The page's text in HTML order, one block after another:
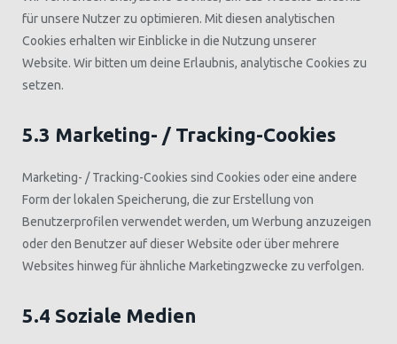
für unsere Nutzer zu optimieren. Mit diesen analytischen
Cookies erhalten wir Einblicke in die Nutzung unserer
Website. Wir bitten um deine Erlaubnis, analytische Cookies zu
setzen.
5.3 Marketing- / Tracking-Cookies
Marketing- / Tracking-Cookies sind Cookies oder eine andere
Form der lokalen Speicherung, die zur Erstellung von
Benutzerprofilen verwendet werden, um Werbung anzuzeigen
oder den Benutzer auf dieser Website oder über mehrere
Websites hinweg für ähnliche Marketingzwecke zu verfolgen.
5.4 Soziale Medien